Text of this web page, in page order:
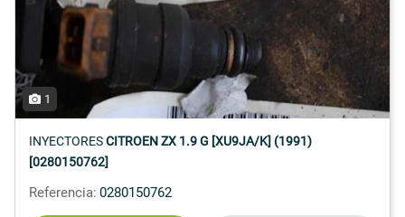
1
INYECTORESCITROEN ZX 1.9 G [XU9JA/K] (1991)
[0280150762]
Referencia: 0280150762